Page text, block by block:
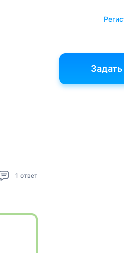
1 ответ